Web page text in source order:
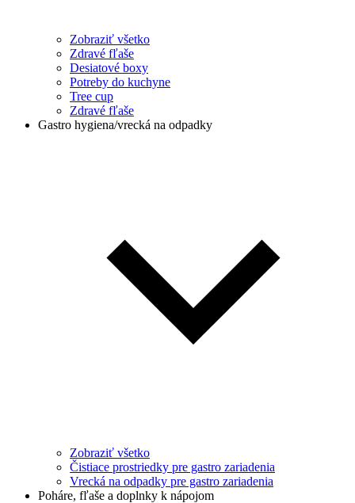
Zobraziť všetko
Zdravé fľaše
Desiatové boxy
Potreby do kuchyne
Tree cup
Zdravé fľaše
Gastro hygiena/vrecká na odpadky
Zobraziť všetko
Čistiace prostriedky pre gastro zariadenia
Vrecká na odpadky pre gastro zariadenia
Poháre, fľaše a doplnky k nápojom